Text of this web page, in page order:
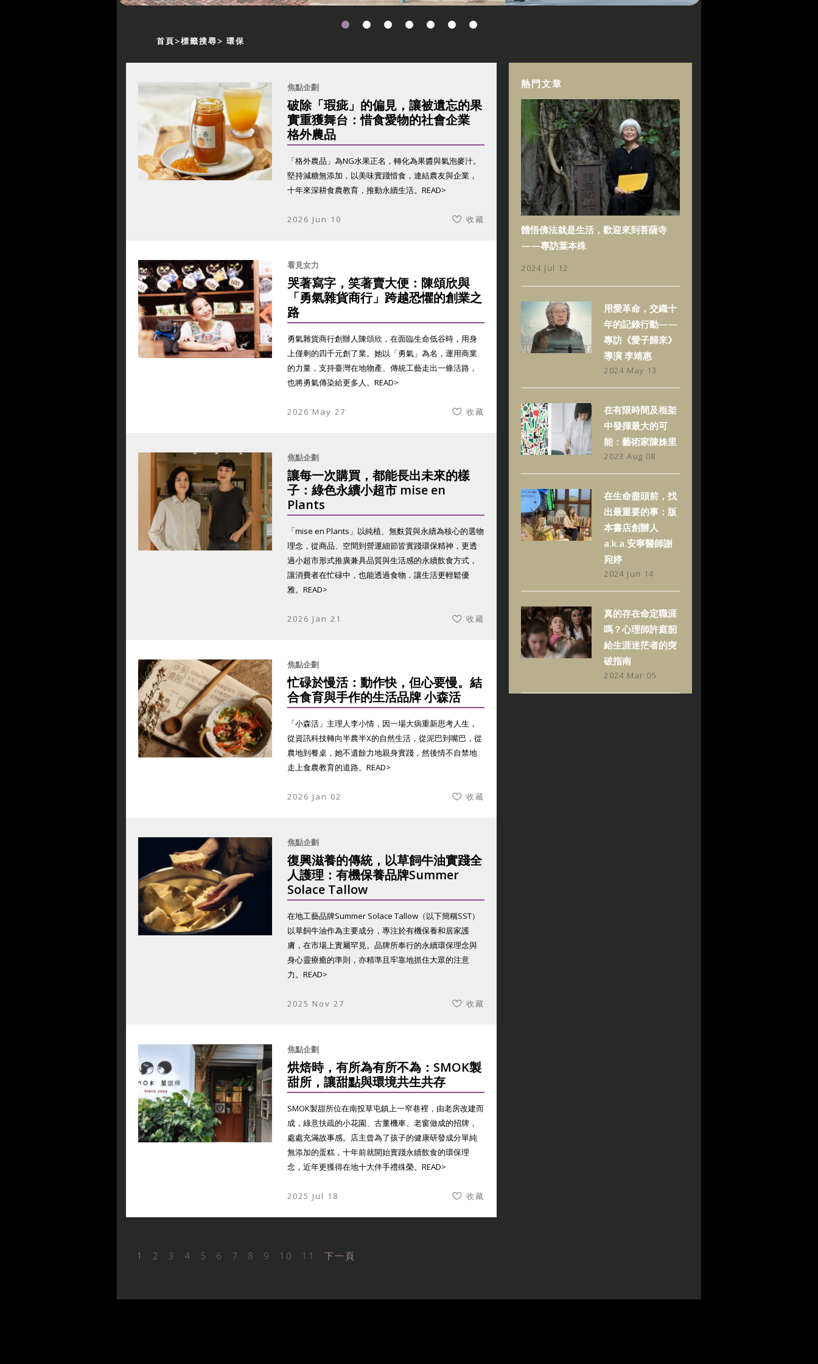
首頁 標籤搜尋 環保
焦點企劃
破除「瑕疵」的偏見，讓被遺忘的果
實重獲舞台：惜食愛物的社會企業
格外農品
「格外農品」為NG水果正名，轉化為果醬與氣泡麥汁。
堅持減糖無添加，以美味實踐惜食，連結農友與企業，
十年來深耕食農教育，推動永續生活。 READ>
2026 Jun 10 收藏
看見女力
哭著寫字，笑著賣大便：陳頌欣與
「勇氣雜貨商行」跨越恐懼的創業之
路
勇氣雜貨商行創辦人陳頌欣，在面臨生命低谷時，用身
上僅剩的四千元創了業。她以「勇氣」為名，運用商業
的力量，支持臺灣在地物產、傳統工藝走出一條活路，
也將勇氣傳染給更多人。 READ>
2026 May 27 收藏
焦點企劃
讓每一次購買，都能長出未來的樣
子：綠色永續小超市 mise en
Plants
「mise en Plants」以純植、無麩質與永續為核心的選物
理念，從商品、空間到營運細節皆實踐環保精神，更透
過小超市形式推廣兼具品質與生活感的永續飲食方式，
讓消費者在忙碌中，也能透過食物，讓生活更輕鬆優
雅。 READ>
2026 Jan 21 收藏
焦點企劃
忙碌於慢活：動作快，但心要慢。結
合食育與手作的生活品牌 小森活
「小森活」主理人李小情，因一場大病重新思考人生，
從資訊科技轉向半農半X的自然生活，從泥巴到嘴巴，從
農地到餐桌，她不遺餘力地親身實踐，然後情不自禁地
走上食農教育的道路。 READ>
2026 Jan 02 收藏
焦點企劃
復興滋養的傳統，以草飼牛油實踐全
人護理：有機保養品牌Summer
Solace Tallow
在地工藝品牌Summer Solace Tallow（以下簡稱SST）
以草飼牛油作為主要成分，專注於有機保養和居家護
膚，在市場上實屬罕見。品牌所奉行的永續環保理念與
身心靈療癒的準則，亦精準且牢靠地抓住大眾的注意
力。 READ>
2025 Nov 27 收藏
焦點企劃
烘焙時，有所為有所不為：SMOK製
甜所，讓甜點與環境共生共存
SMOK製甜所位在南投草屯鎮上一窄巷裡，由老房改建而
成，綠意扶疏的小花園、古董機車、老窗做成的招牌，
處處充滿故事感。店主曾為了孩子的健康研發成分單純
無添加的蛋糕，十年前就開始實踐永續飲食的環保理
念，近年更獲得在地十大伴手禮殊榮。 READ>
2025 Jul 18 收藏
1 2 3 4 5 6 7 8 9 10 11 下一頁
熱門文章
體悟佛法就是生活，歡迎來到菩薩寺
——專訪葉本殊
2024 Jul 12
用愛革命，交織十
年的記錄行動——
專訪《愛子歸來》
導演 李靖惠
2024 May 13
在有限時間及框架
中發揮最大的可
能：藝術家陳姝里
2023 Aug 08
在生命盡頭前，找
出最重要的事：版
本書店創辦人
a.k.a.安寧醫師謝
宛婷
2024 Jun 14
真的存在命定職涯
嗎？心理師許庭韶
給生涯迷茫者的突
破指南
2024 Mar 05